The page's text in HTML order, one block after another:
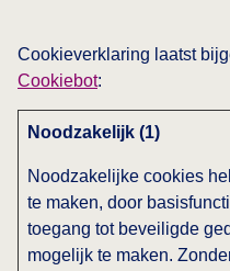
Cookieverklaring laatst
Cookiebot:
Noodzakelijk (1)
Noodzakelijke cookies
te maken, door
toegang tot beveiligde
mogelijk te maken.